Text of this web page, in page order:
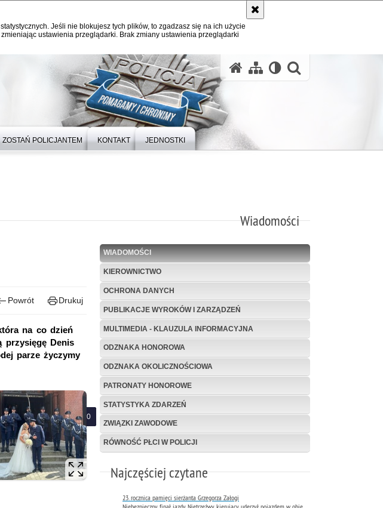
Jeśli nie blokujesz tych plików, to zgadzasz się na ich użycie
ustawienia przeglądarki. Brak zmiany ustawienia przeglądarki
ZOSTAŃ POLICJANTEM KONTAKT JEDNOSTKI
Wiadomości
WIADOMOŚCI
KIEROWNICTWO
OCHRONA DANYCH
PUBLIKACJE WYROKÓW I ZARZĄDZEŃ
MULTIMEDIA - KLAUZULA INFORMACYJNA
ODZNAKA HONOROWA
ODZNAKA OKOLICZNOŚCIOWA
PATRONATY HONOROWE
STATYSTYKA ZDARZEŃ
ZWIĄZKI ZAWODOWE
RÓWNOŚĆ PŁCI W POLICJI
Najczęściej czytane
23. rocznica pamięci sierżanta Grzegorza Załogi
Powrót Drukuj
na co dzień
przysięgę Denis
parze życzymy